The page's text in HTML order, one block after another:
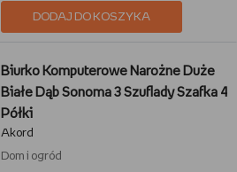
DODAJ DO KOSZYKA
Biurko Komputerowe Narożne Duże
Białe Dąb Sonoma 3 Szuflady Szafka 4
Półki
Akord
Dom i ogród